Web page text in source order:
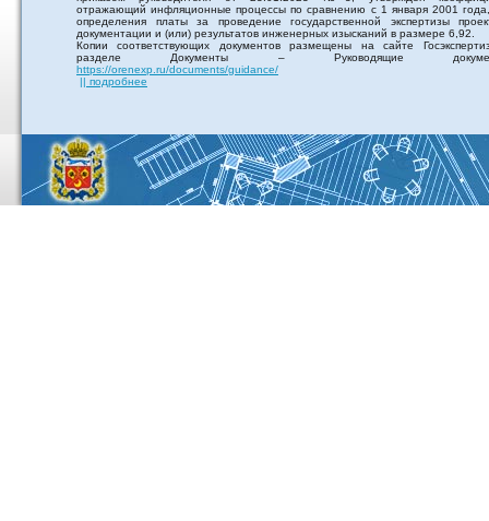
отражающий инфляционные процессы по сравнению с 1 января 2001
определения платы за проведение государственной экспертизы
документации и (или) результатов инженерных изысканий в размере 6,92.
Копии соответствующих документов размещены на сайте
разделе Документы – Руководящие
https://orenexp.ru/documents/guidance/
|| подробнее